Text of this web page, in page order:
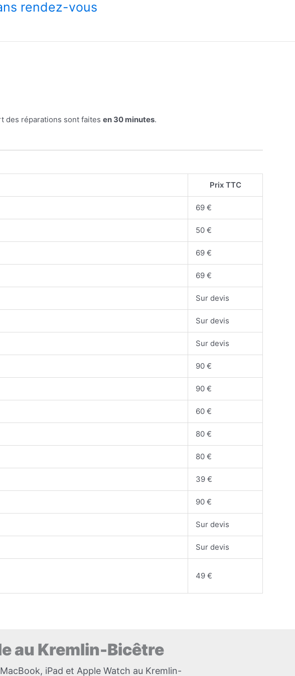
rendez-vous
des réparations sont faites en 30 minutes.
Prix TTC
69 €
50 €
69 €
69 €
Sur devis
Sur devis
Sur devis
90 €
90 €
60 €
80 €
80 €
39 €
90 €
Sur devis
Sur devis
49 €
au Kremlin-Bicêtre
iPad et Apple Watch au Kremlin-